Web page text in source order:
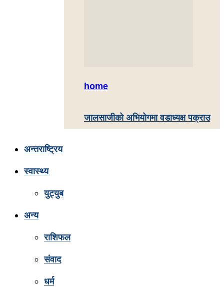
home
जालसाजीको अभियोगमा वडाध्यक्ष पक्राउ
अन्तराष्ट्रिय
स्वास्थ्य
युट्युब
अन्य
राशिफल
संवाद
धर्म